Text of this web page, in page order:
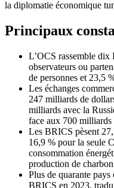
la diplomatie économique
Principaux
L’OCS rassemble dix
observateurs ou
de personnes et 23,5
Les échanges
247 milliards de
milliards avec la
face aux 700 milliards
Les BRICS pèsent
16,9 % pour la seule
consommation
production de
Plus de quarante
BRICS en 2023,